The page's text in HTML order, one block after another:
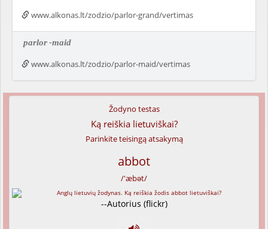
www.alkonas.lt/zodzio/parlor-grand/vertimas
parlor-maid
www.alkonas.lt/zodzio/parlor-maid/vertimas
Žodyno testas
Ką reiškia lietuviškai?
Parinkite teisingą atsakymą
abbot
/'æbət/
--Autorius (flickr)